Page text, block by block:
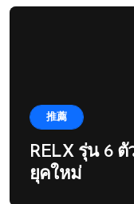
推薦
RELX รุ่น 6
ยุคใหม่